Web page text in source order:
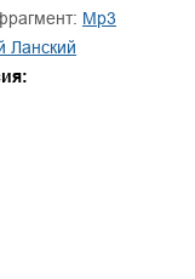
mp3
Ланский